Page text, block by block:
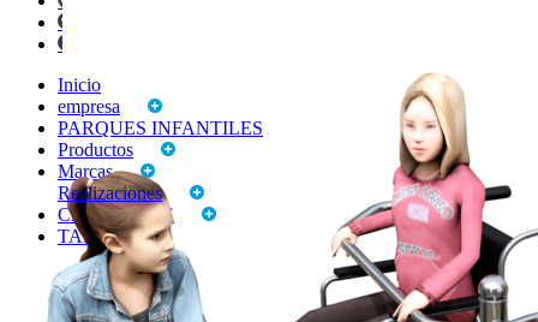
Inicio
empresa
PARQUES INFANTILES
Productos
Marcas
Realizaciones
CATALOGOS
TARIFAS